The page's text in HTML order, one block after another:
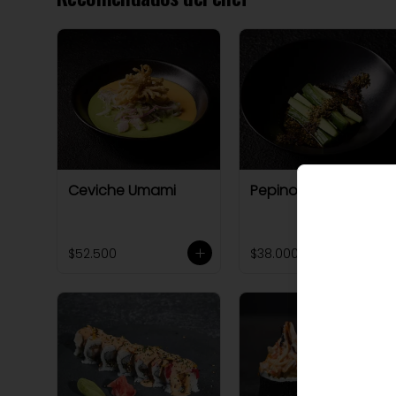
Ceviche Umami
$52.500
Pepinos Satori
$38.000